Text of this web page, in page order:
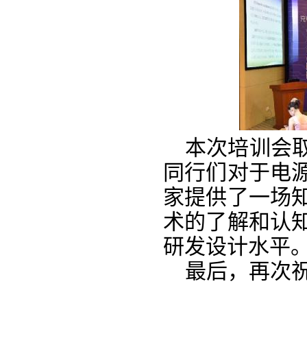
本次培训会
同行们对于电
家提供了一场
术的了解和认
研发设计水平
最后，再次